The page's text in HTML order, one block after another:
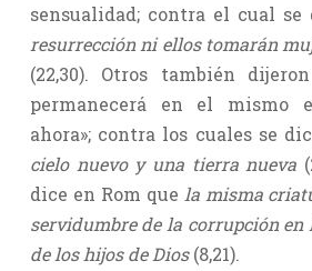
sensualidad; contra el cual
resurrección ni ellos tomarán
(22,30). Otros también
permanecerá en el mismo
ahora»; contra los cuales se
cielo nuevo y una tierra nueva
dice en Rom que la misma
servidumbre de la corrupción
de los hijos de Dios(8,21).